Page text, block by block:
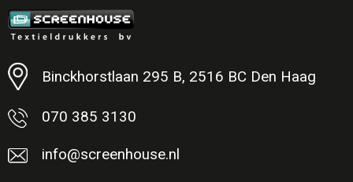
Minimale afname: 1
Binckhorstlaan 295 B, 2516 BC Den Haag
070 385 3130
info@screenhouse.nl